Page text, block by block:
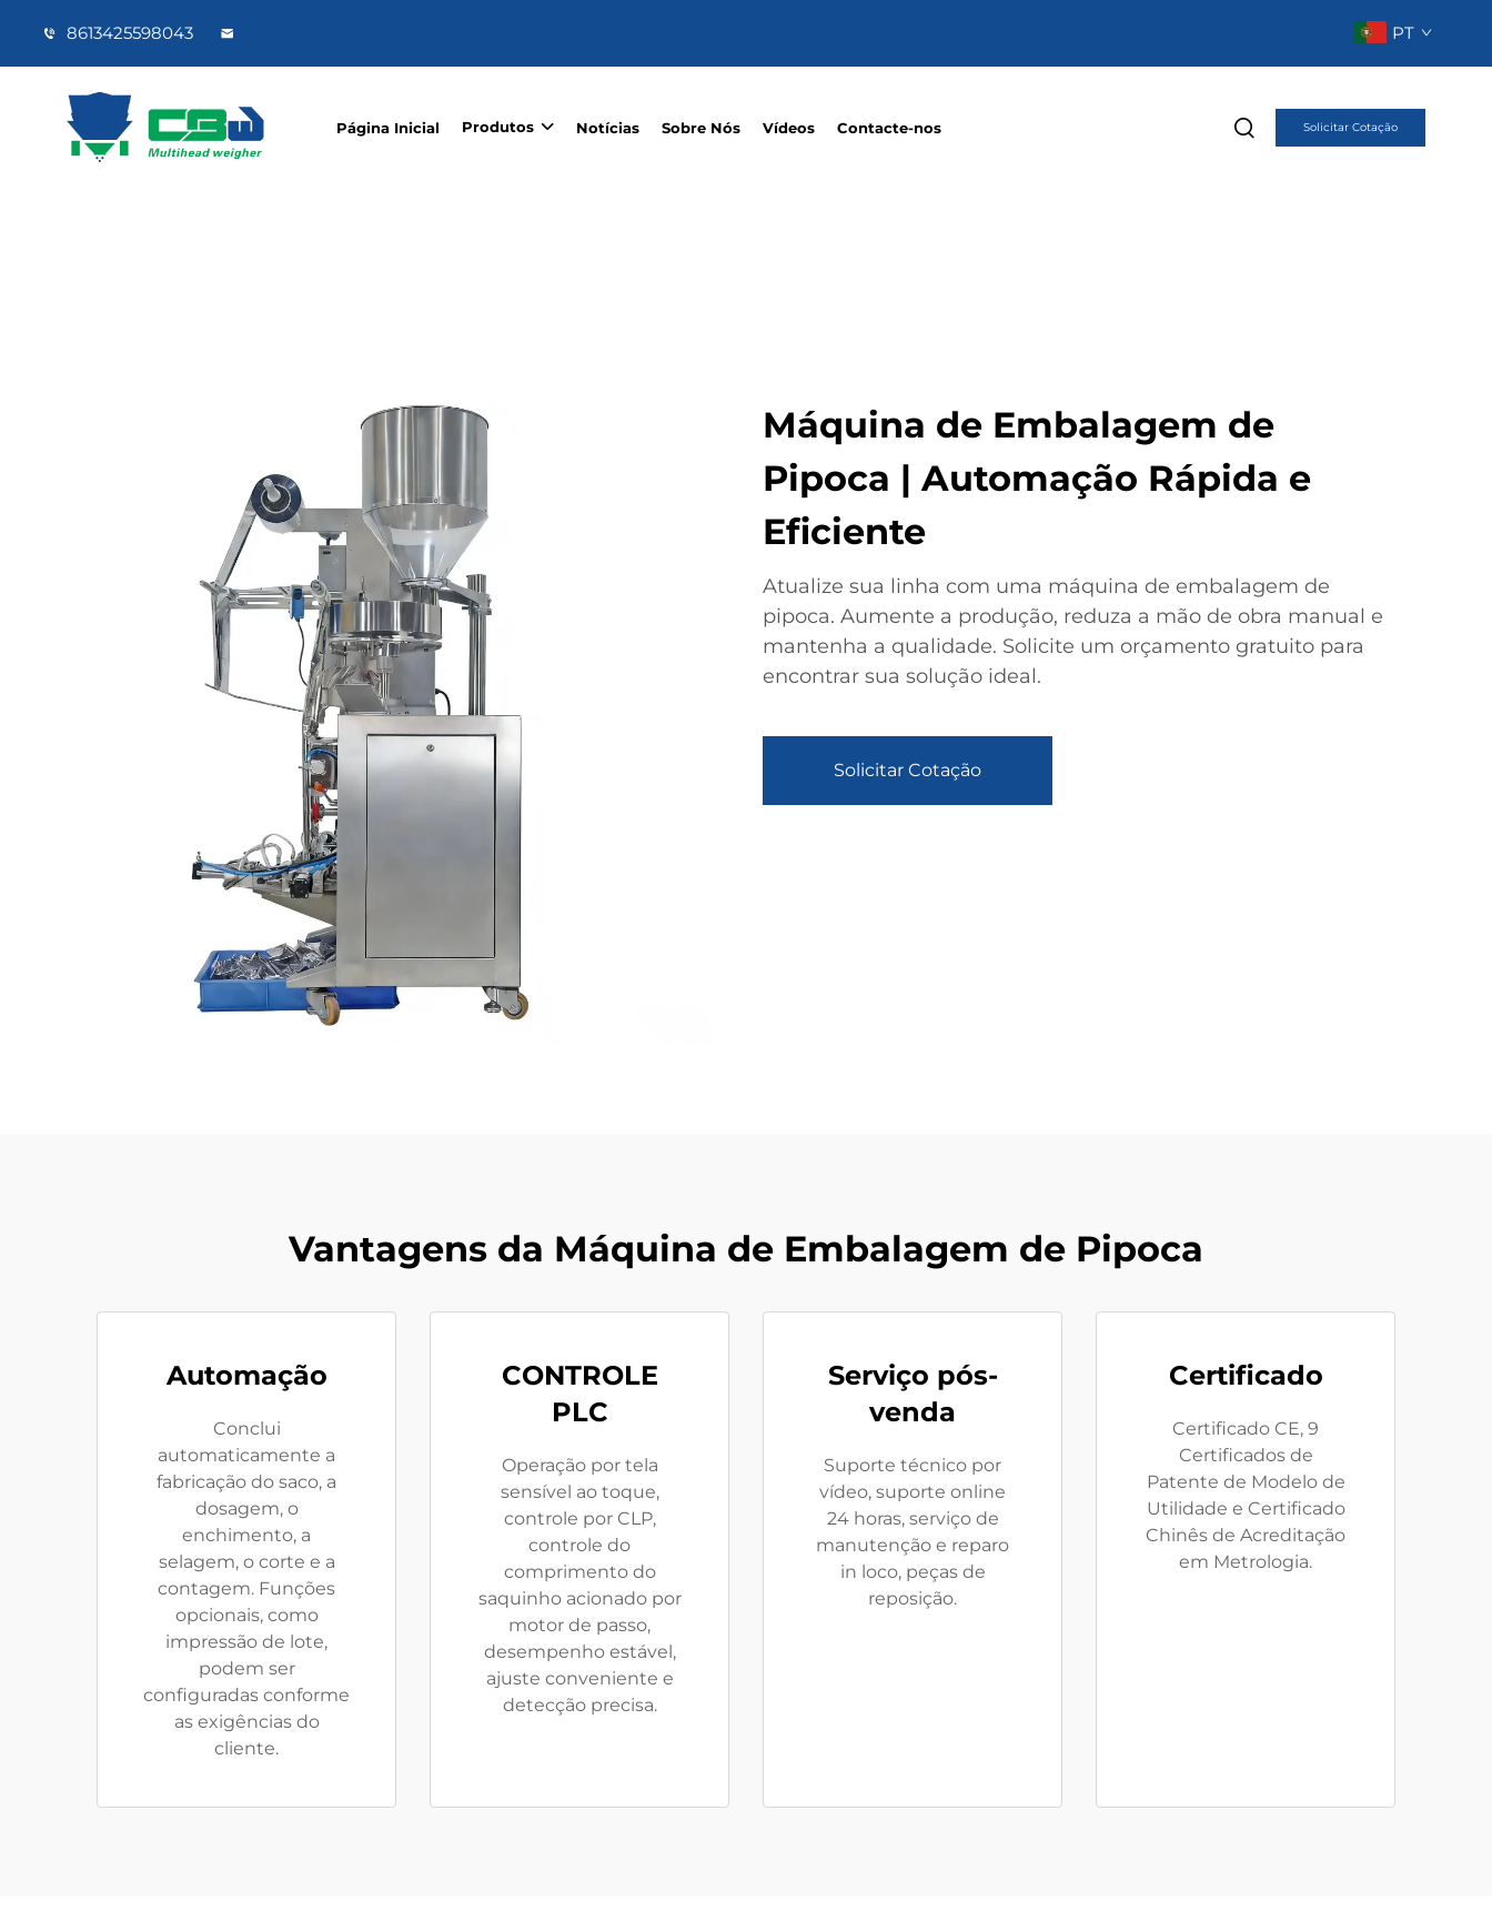
8613425598043 PT
Página Inicial Produtos Notícias Sobre Nós Vídeos Contacte-nos Solicitar Cotação
Máquina de Embalagem de
Pipoca | Automação Rápida e
Eficiente
Atualize sua linha com uma máquina de embalagem de
pipoca. Aumente a produção, reduza a mão de obra manual e
mantenha a qualidade. Solicite um orçamento gratuito para
encontrar sua solução ideal.
Solicitar Cotação
Vantagens da Máquina de Embalagem de Pipoca
Automação
Conclui
automaticamente a
fabricação do saco, a
dosagem, o
enchimento, a
selagem, o corte e a
contagem. Funções
opcionais, como
impressão de lote,
podem ser
configuradas conforme
as exigências do
cliente.
CONTROLE
PLC
Operação por tela
sensível ao toque,
controle por CLP,
controle do
comprimento do
saquinho acionado por
motor de passo,
desempenho estável,
ajuste conveniente e
detecção precisa.
Serviço pós-
venda
Suporte técnico por
vídeo, suporte online
24 horas, serviço de
manutenção e reparo
in loco, peças de
reposição.
Certificado
Certificado CE, 9
Certificados de
Patente de Modelo de
Utilidade e Certificado
Chinês de Acreditação
em Metrologia.